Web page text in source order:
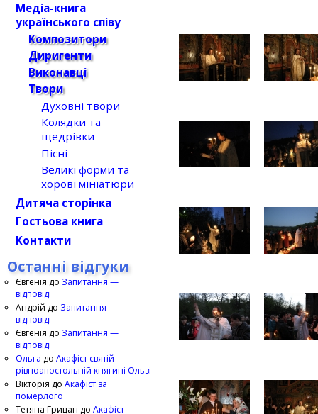
Медіа-книга
українського співу
Композитори
Диригенти
Виконавці
Твори
Духовні твори
Колядки та
щедрівки
Пісні
Великі форми та
хорові мініатюри
Дитяча сторінка
Гостьова книга
Контакти
Останні відгуки
Євгенія до Запитання —
відповіді
Андрій до Запитання —
відповіді
Євгенія до Запитання —
відповіді
Ольга до Акафіст святій
рівноапостольній княгині Ользі
Вікторія до Акафіст за
померлого
Тетяна Грицан до Акафіст